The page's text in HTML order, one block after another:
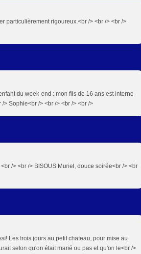
particulièrement rigoureux.<br /> <br /> <br />
du week-end : mon fils de 16 ans est interne
> Sophie<br /> <br /> <br /> <br />
/> <br /> BISOUS Muriel, douce soirée<br /> <br
Les trois jours au petit chateau, pour mise au
selon qu'on était marié ou pas et qu'on le<br />